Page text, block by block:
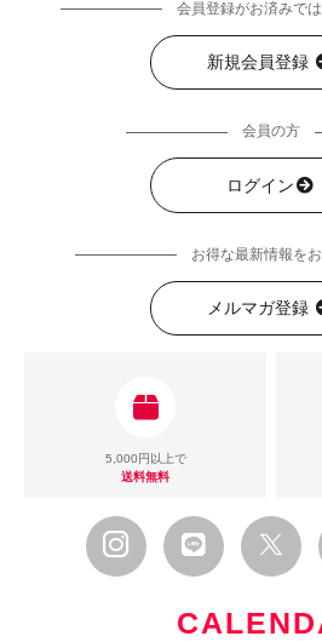
会員登録がお済みで
新規会員登録
会員の方
ログイン
お得な最新情報を
メルマガ登録
5,000円以上で
送料無料